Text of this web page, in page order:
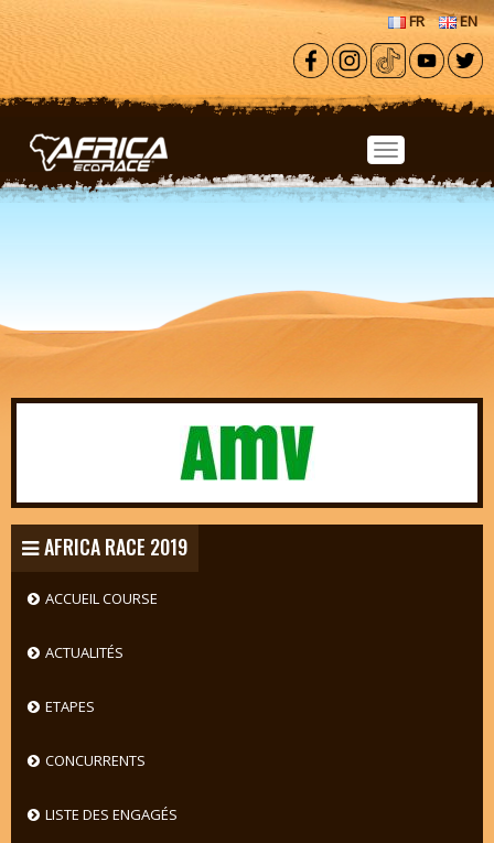
Aller au contenu principal
FR EN
AFRICA RACE 2019
ACCUEIL COURSE
ACTUALITÉS
ETAPES
CONCURRENTS
LISTE DES ENGAGÉS